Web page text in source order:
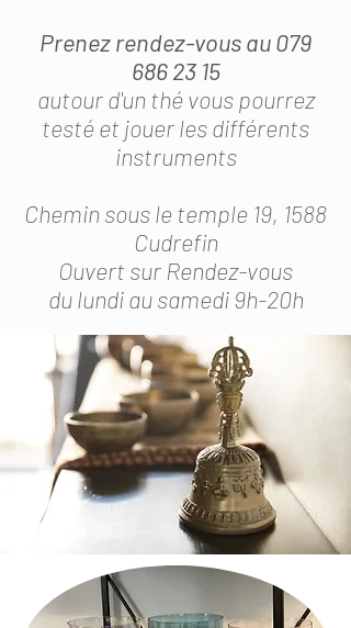
Prenez rendez-vous au079
686 23 15
autour d'un thé vous pourrez
testé et jouer les différents
instruments
Chemin sous le temple 19, 1588
Cudrefin
Ouvert sur Rendez-vous
du lundi au samedi 9h-20h